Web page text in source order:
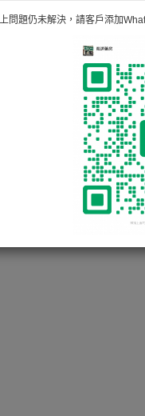
問題仍未解決，請客戶添加